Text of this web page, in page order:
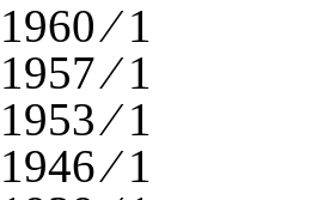
1960 ⁄ 1
1957 ⁄ 1
1953 ⁄ 1
1946 ⁄ 1